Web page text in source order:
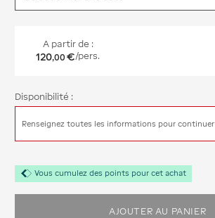
A partir de :
120,00 €/pers.
Disponibilité :
Renseignez toutes les informations pour continuer
Vous cumulez des points pour cet achat
AJOUTER AU PANIER